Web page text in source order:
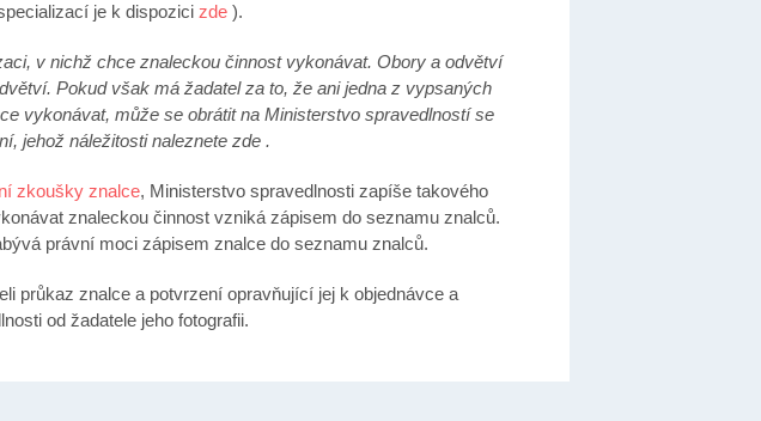
je k dispozici zde ).
v nichž chce znaleckou činnost vykonávat. Obory a odvětví
Pokud však má žadatel za to, že ani jedna z vypsaných
vykonávat, může se obrátit na Ministerstvo spravedlností se
jehož náležitosti naleznete zde .
zkoušky znalce, Ministerstvo spravedlnosti zapíše takového
znaleckou činnost vzniká zápisem do seznamu znalců.
právní moci zápisem znalce do seznamu znalců.
průkaz znalce a potvrzení opravňující jej k objednávce a
od žadatele jeho fotografii.